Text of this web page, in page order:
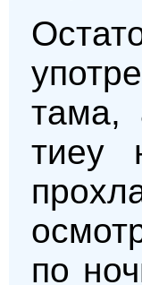
тама,
тиеу
по